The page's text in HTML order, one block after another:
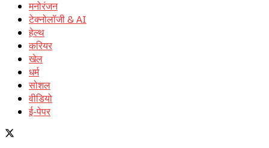
मनोरंजन
टेक्नोलॉजी & AI
हेल्थ
करियर
खेल
धर्म
सोशल
वीडियो
ई-पेपर